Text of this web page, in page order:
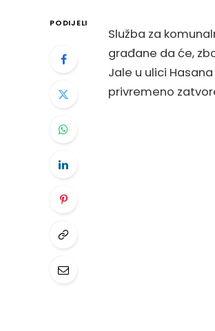
PODIJELI
Služba za
građane da će,
Jale u ulici
privremeno